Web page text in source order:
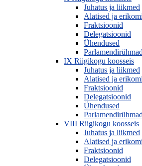
Juhatus ja liikmed
Alatised ja
Fraktsioonid
Delegatsioonid
Ühendused
Parlamendirühmad
IX Riigikogu koosseis
Juhatus ja liikmed
Alatised ja
Fraktsioonid
Delegatsioonid
Ühendused
Parlamendirühmad
VIII Riigikogu koosseis
Juhatus ja liikmed
Alatised ja
Fraktsioonid
Delegatsioonid